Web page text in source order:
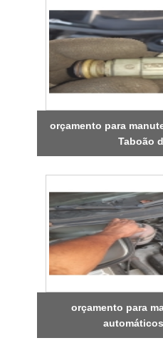
orçamento para
Taboão
orçamento para